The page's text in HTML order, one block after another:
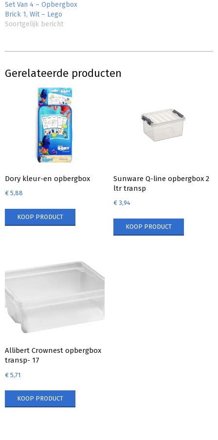
Set Van 4 – Opbergbox
Brick 1, Wit – Lego
Soortgelijk bericht
Gerelateerde producten
Dory kleur-en opbergbox
€ 5,88
KOOP PRODUCT
Sunware Q-line opbergbox 2
ltr transp
€3,94
KOOP PRODUCT
Allibert Crownest opbergbox
transp- 17
€ 5,71
KOOP PRODUCT